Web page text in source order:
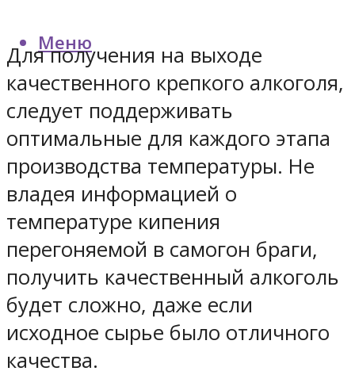
Меню
Для получения на выходе
качественного крепкого алкоголя,
следует поддерживать
оптимальные для каждого этапа
производства температуры. Не
владея информацией о
температуре кипения
перегоняемой в самогон браги,
получить качественный алкоголь
будет сложно, даже если
исходное сырье было отличного
качества.